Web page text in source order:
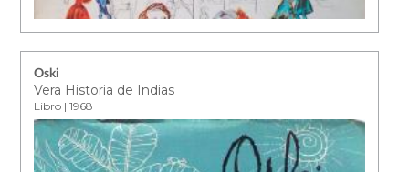
Oski
Vera Historia de Indias
Libro | 1968